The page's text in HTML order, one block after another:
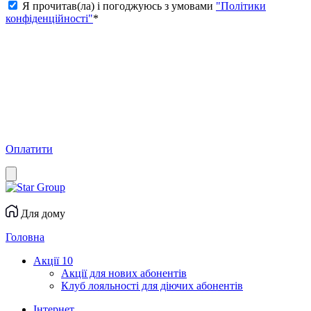
Я прочитав(ла) і погоджуюсь з умовами "Політики
конфіденційності"*
Оплатити
Для дому
Головна
Акції 10
Акції для нових абонентів
Клуб лояльності для діючих абонентів